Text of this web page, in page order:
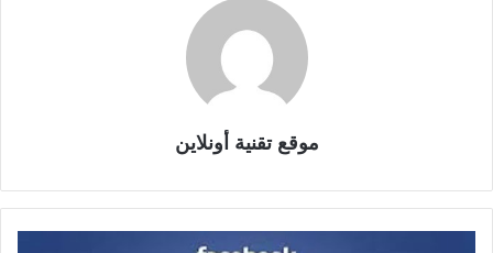
موقع تقنية أونلاين